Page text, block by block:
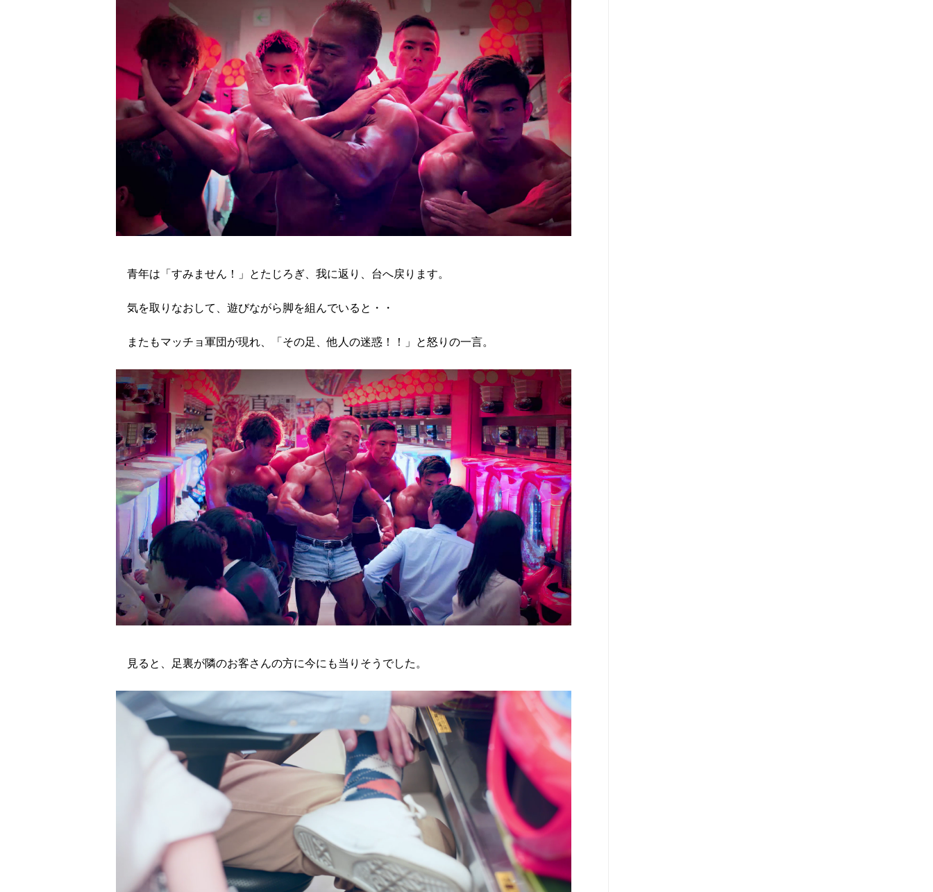
青年は「すみません！」とたじろぎ、我に返り、台へ戻ります。
気を取りなおして、遊びながら脚を組んでいると・・
またもマッチョ軍団が現れ、「その足、他人の迷惑！！」と怒りの一言。
見ると、足裏が隣のお客さんの方に今にも当りそうでした。